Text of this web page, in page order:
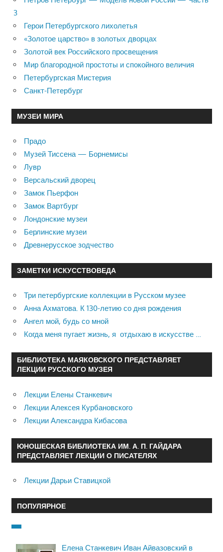
3
Герои Петербургского лихолетья
«Золотое царство» в золотых дворцах
Золотой век Российского просвещения
Мир благородной простоты и спокойного величия
Петербургская Мистерия
Санкт-Петербург
МУЗЕИ МИРА
Прадо
Музей Тиссена — Борнемисы
Лувр
Версальский дворец
Замок Пьерфон
Замок Вартбург
Лондонские музеи
Берлинские музеи
Древнерусское зодчество
ЗАМЕТКИ ИСКУССТВОВЕДА
Три петербургские коллекции в Русском музее
Анна Ахматова. К 130-летию со дня рождения
Ангел мой, будь со мной
Когда меня пугает жизнь, я отдыхаю в искусстве …
БИБЛИОТЕКА МАЯКОВСКОГО ПРЕДСТАВЛЯЕТ
ЛЕКЦИИ РУССКОГО МУЗЕЯ
Лекции Елены Станкевич
Лекции Алексея Курбановского
Лекции Александра Кибасова
ЮНОШЕСКАЯ БИБЛИОТЕКА ИМ. А. П. ГАЙДАРА
ПРЕДСТАВЛЯЕТ ЛЕКЦИИ О ПИСАТЕЛЯХ
Лекции Дарьи Ставицкой
ПОПУЛЯРНОЕ
Елена Станкевич Иван Айвазовский в